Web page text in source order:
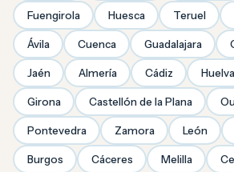
Fuengirola Huesca Teruel
Ávila Cuenca Guadalajara
Jaén Almería Cádiz Huelva
Girona Castellón de la Plana
Pontevedra Zamora León
Burgos Cáceres Melilla